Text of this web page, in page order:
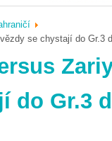
se chystají do Gr.3
do Gr.3